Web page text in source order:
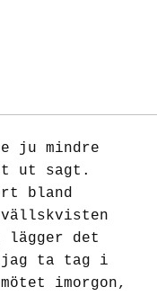
ju mindre
ut sagt.
bland
lägger det
jag ta tag i
imorgon,